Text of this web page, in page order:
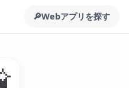
🔎Webアプリを探す